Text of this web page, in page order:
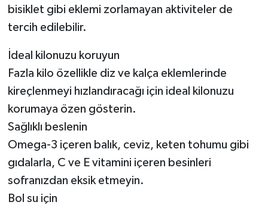
bisiklet gibi eklemi zorlamayan aktiviteler de
tercih edilebilir.
İdeal kilonuzu koruyun
Fazla kilo özellikle diz ve kalça eklemlerinde
kireçlenmeyi hızlandıracağı için ideal kilonuzu
korumaya özen gösterin.
Sağlıklı beslenin
Omega-3 içeren balık, ceviz, keten tohumu gibi
gıdalarla, C ve E vitamini içeren besinleri
sofranızdan eksik etmeyin.
Bol su için